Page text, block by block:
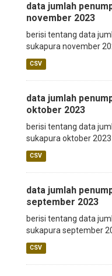
data jumlah
november 2023
berisi tentang data
sukapura november
CSV
data jumlah
oktober 2023
berisi tentang data
sukapura oktober 2023
CSV
data jumlah
september 2023
berisi tentang data
sukapura september
CSV